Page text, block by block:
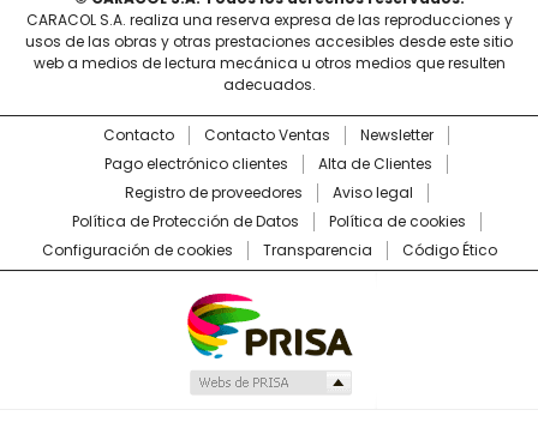
CARACOL S.A. realiza una reserva expresa de las reproducciones y
usos de las obras y otras prestaciones accesibles desde este sitio
web a medios de lectura mecánica u otros medios que resulten
adecuados.
Contacto Contacto Ventas
Newsletter
Pago electrónico clientes
Alta de Clientes
Registro de proveedores
Aviso legal
Política de Protección de Datos
Política de cookies
Configuración de cookies
Transparencia Código Ético